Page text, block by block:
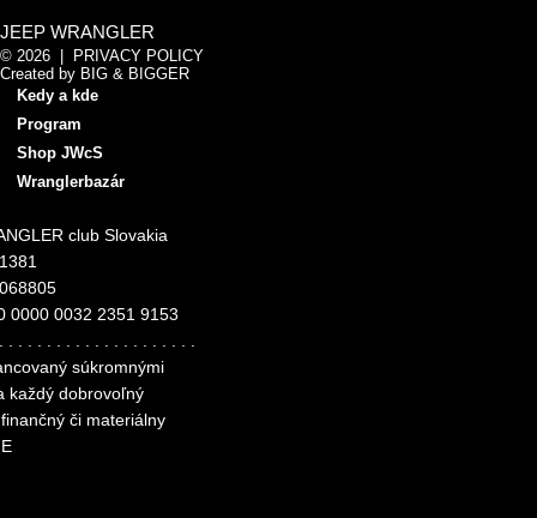
JEEP WRANGLER
© 2026 |
PRIVACY POLICY
Created by BIG & BIGGER
Kedy a kde
Program
Shop JWcS
Wranglerbazár
club Slovakia
0000 0032 2351 9153
. . . . . . . . . . . . . . . . . . . .
súkromnými
každý dobrovoľný
či materiálny